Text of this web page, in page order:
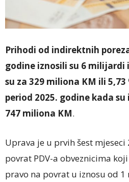
Prihodi od indirektnih
godine iznosili su 6 milijardi
su za 329 miliona KM ili
period 2025. godine kada
747 miliona KM.
Uprava je u prvih šest
povrat PDV-a obveznicima
pravo na povrat u iznosu od